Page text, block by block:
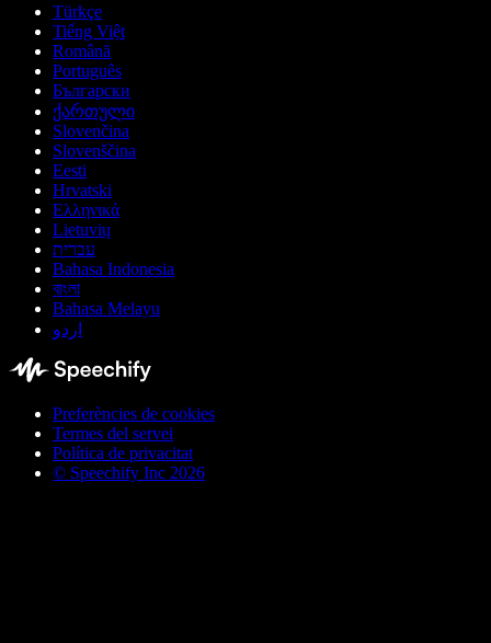
Türkçe
Tiếng Việt
Română
Português
Български
ქართული
Slovenčina
Slovenščina
Eesti
Hrvatski
Ελληνικά
Lietuvių
עברית
Bahasa Indonesia
বাংলা
Bahasa Melayu
اردو
Preferències de cookies
Termes del servei
Política de privacitat
© Speechify Inc 2026